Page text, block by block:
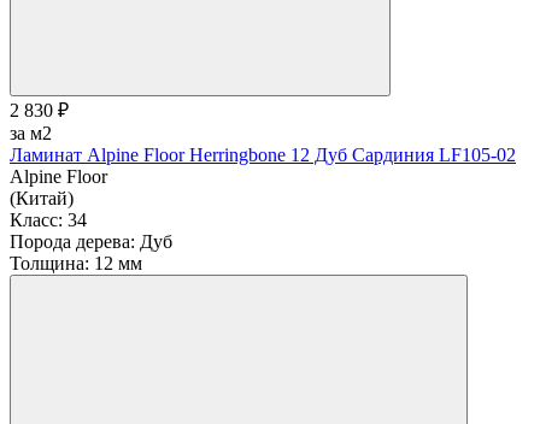
2 830 ₽
за м2
Ламинат Alpine Floor Herringbone 12 Дуб Сардиния LF105-02
Alpine Floor
(Китай)
Класс: 34
Порода дерева: Дуб
Толщина: 12 мм